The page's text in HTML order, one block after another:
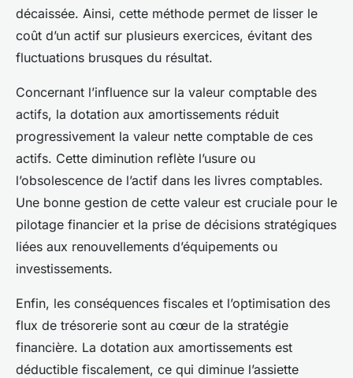
décaissée. Ainsi, cette méthode permet de lisser le
coût d’un actif sur plusieurs exercices, évitant des
fluctuations brusques du résultat.
Concernant l’influence sur la valeur comptable des
actifs, la dotation aux amortissements réduit
progressivement la valeur nette comptable de ces
actifs. Cette diminution reflète l’usure ou
l’obsolescence de l’actif dans les livres comptables.
Une bonne gestion de cette valeur est cruciale pour le
pilotage financier et la prise de décisions stratégiques
liées aux renouvellements d’équipements ou
investissements.
Enfin, les conséquences fiscales et l’optimisation des
flux de trésorerie sont au cœur de la stratégie
financière. La dotation aux amortissements est
déductible fiscalement, ce qui diminue l’assiette